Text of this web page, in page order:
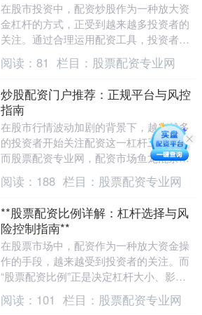
在股市投资中，配资炒股作为一种放大资
金杠杆的方式，正受到越来越多投资者的
关注。通过合理运用配资工具，投资者可
以用较少的自有资金撬动更大的投资规
模，从而在行情向好....
阅读： 81 栏目： 股票配资专业网
炒股配资门户推荐：正规平台与风控
指南
在股市行情波动加剧的背景下，越来越多
的投资者开始关注配资这一杠杆工具。然
而股票配资专业网，配资市场鱼龙混杂，
如何选择正规平台、如何做好风险控制，
成为每位配资投资....
阅读： 188 栏目： 股票配资专业网
**股票配资比例详解：杠杆选择与风
险控制指南**
在股票市场中，配资作为一种放大资金操
作的手段，越来越受到投资者的关注。而
“股票配资比例”正是决定杠杆大小、影响
收益与风险的核心参数。本文将详细解析
股票配资比例的....
阅读： 101 栏目： 股票配资专业网